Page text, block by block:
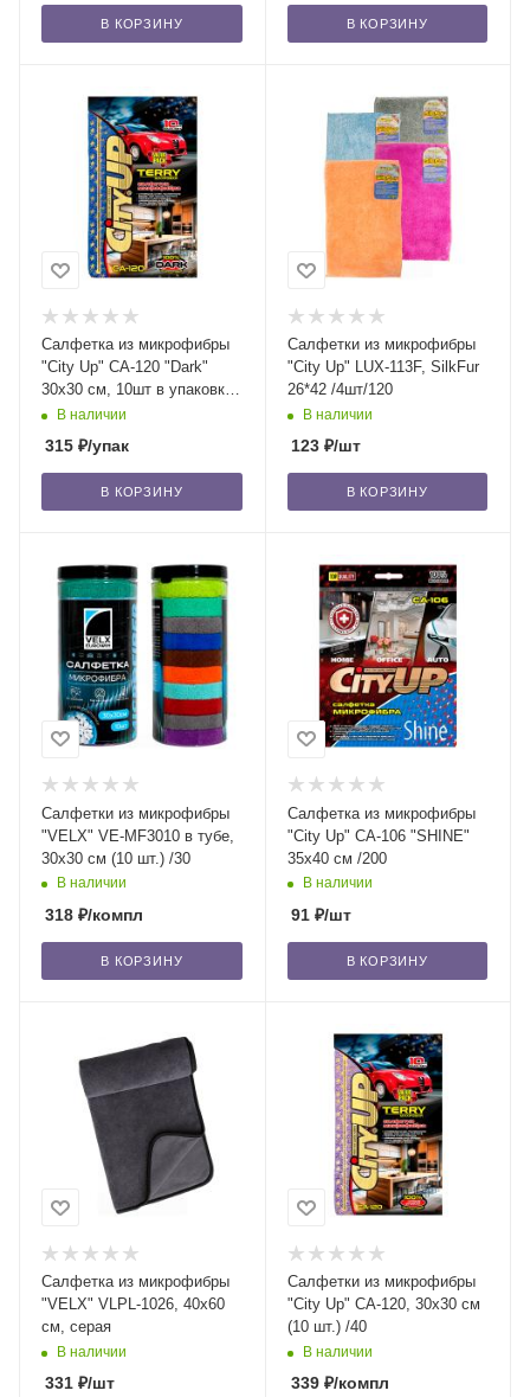
В КОРЗИНУ В КОРЗИНУ
Салфетка из микрофибры
"City Up" СА-120 "Dark"
30x30 см, 10шт в упаковке
/120В наличии
315 ₽/упак
В КОРЗИНУ
Салфетки из микрофибры
"City Up" LUX-113F, SilkFur
26*42 /4шт/120
В наличии
123₽/шт
В КОРЗИНУ
Салфетки из микрофибры
"VELX" VE-MF3010 в тубе,
30х30 см (10 шт.) /30
В наличии
318 ₽/компл
В КОРЗИНУ
Салфетка из микрофибры
"City Up" СА-106 "SHINE"
35х40 см /200
В наличии
91₽/шт
В КОРЗИНУ
Салфетка из микрофибры
"VELX" VLPL-1026, 40х60
см, серая
В наличии
331 ₽/шт
Салфетки из микрофибры
"City Up" СА-120, 30х30 см
(10 шт.) /40
В наличии
339₽/компл